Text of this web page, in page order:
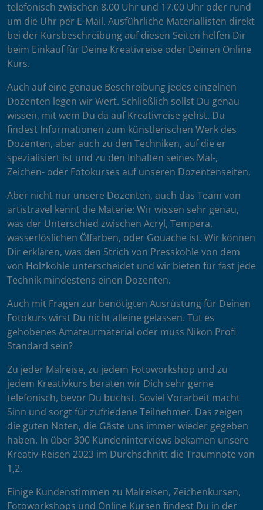
telefonisch zwischen 8.00 Uhr und 17.00 Uhr oder rund
um die Uhr per E-Mail. Ausführliche Materiallisten direkt
bei der Kursbeschreibung auf diesen Seiten helfen Dir
beim Einkauf für Deine Kreativreise oder Deinen Online
Kurs.
Auch auf eine genaue Beschreibung jedes einzelnen
Dozenten legen wir Wert. Schließlich sollst Du genau
wissen, mit wem Du da auf Kreativreise gehst. Du
findest Informationen zum künstlerischen Werk des
Dozenten, aber auch zu den Techniken, auf die er
spezialisiert ist und zu den Inhalten seines Mal-,
Zeichen- oder Fotokurses auf unseren Dozentenseiten.
Aber nicht nur unsere Dozenten, auch das Team von
artistravel kennt die Materie: Wir wissen sehr genau,
was der Unterschied zwischen Acryl, Tempera,
wasserlöslichen Ölfarben, oder Gouache ist. Wir können
Dir erklären, was den Strich von Presskohle von dem
von Holzkohle unterscheidet und wir bieten für fast jede
Technik mindestens einen Dozenten.
Auch mit Fragen zur benötigten Ausrüstung für Deinen
Fotokurs wirst Du nicht alleine gelassen. Tut es
gehobenes Amateurmaterial oder muss Nikon Profi
Standard sein?
Zu jeder Malreise, zu jedem Fotoworkshop und zu
jedem Kreativkurs beraten wir Dich sehr gerne
telefonisch, bevor Du buchst. Soviel Vorarbeit macht
Sinn und sorgt für zufriedene Teilnehmer. Das zeigen
die guten Noten, die Gäste uns immer wieder gegeben
haben. In über 300 Kundeninterviews bekamen unsere
Kreativ-Reisen 2023 im Durchschnitt die Traumnote von
1,2.
Einige Kundenstimmen zu Malreisen, Zeichenkursen,
Fotoworkshops und Online Kursen findest Du in der